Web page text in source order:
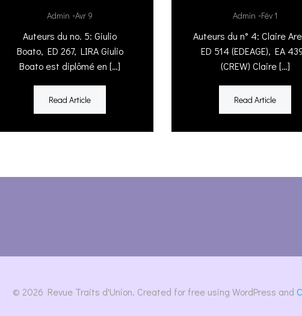
Admin -Avr 9
Auteurs du no. 5: Giulio
Boato, ED 267, LIRA Giulio
Boato est diplômé en […]
Read Article
Admin -Fév 1
Auteurs du n° 4: Claire
ED 514 (EDEAGE), EA
(CREW) Claire […]
Read Article
© 2026 Revue Traits d'Union. Created for free using WordPress and